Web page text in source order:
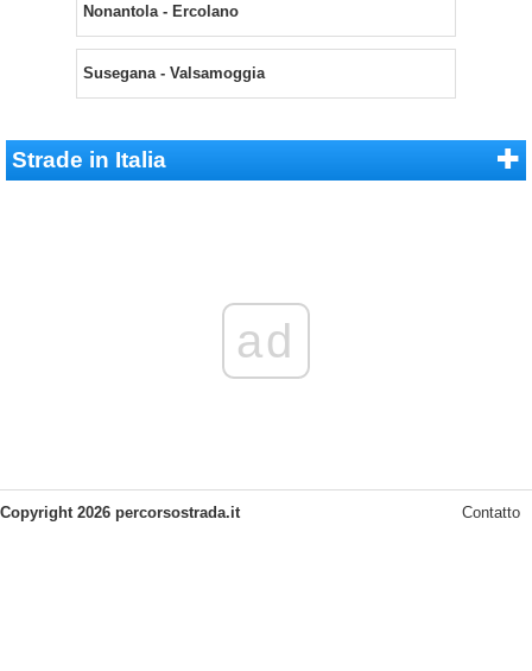
Nonantola - Ercolano
Susegana - Valsamoggia
Strade in Italia
ad
Copyright 2026 percorsostrada.it Contatto